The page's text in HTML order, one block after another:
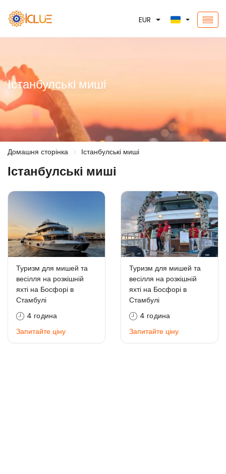
EUR
Істанбулські миші
Домашня сторінка Істанбулські миші
Істанбулські миші
Туризм для мишей та
весілля на розкішній
яхті на Босфорі в
Стамбулі
4 година
Запитайте ціну
Туризм для мишей та
весілля на розкішній
яхті на Босфорі в
Стамбулі
4 година
Запитайте ціну